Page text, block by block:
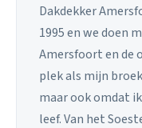
Dakdekker
1995 en we doen
Amersfoort en de
plek als mijn
maar ook omdat
leef. Van het